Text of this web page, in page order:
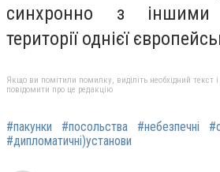
синхронно з іншими
території однієї
Якщо ви помітили помилку, виділіть необхідний текст
повідомити про це редакцію
#пакунки #посольства #небезпечні
#дипломатичні)установи